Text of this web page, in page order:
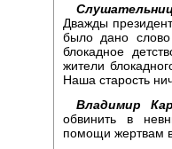
Дважды
было дано слово
блокадное
жители
Наша старость
Владимир
обвинить в
помощи жертвам